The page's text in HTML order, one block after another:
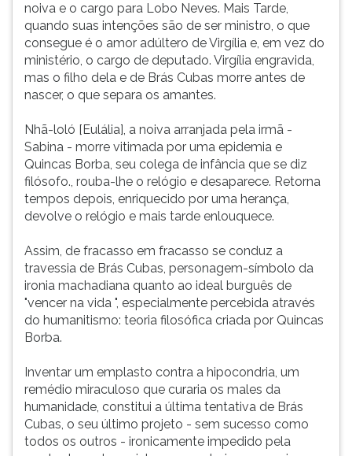
noiva e o cargo para Lobo Neves. Mais Tarde,
quando suas intenções são de ser ministro, o que
consegue é o amor adúltero de Virgília e, em vez do
ministério, o cargo de deputado. Virgília engravida,
mas o filho dela e de Brás Cubas morre antes de
nascer, o que separa os amantes.
Nhã-loló [Eulália], a noiva arranjada pela irmã -
Sabina - morre vitimada por uma epidemia e
Quincas Borba, seu colega de infância que se diz
filósofo., rouba-lhe o relógio e desaparece. Retorna
tempos depois, enriquecido por uma herança,
devolve o relógio e mais tarde enlouquece.
Assim, de fracasso em fracasso se conduz a
travessia de Brás Cubas, personagem-símbolo da
ironia machadiana quanto ao ideal burguês de
"vencer na vida ", especialmente percebida através
do humanitismo: teoria filosófica criada por Quincas
Borba.
Inventar um emplasto contra a hipocondria, um
remédio miraculoso que curaria os males da
humanidade, constitui a última tentativa de Brás
Cubas, o seu último projeto - sem sucesso como
todos os outros - ironicamente impedido pela